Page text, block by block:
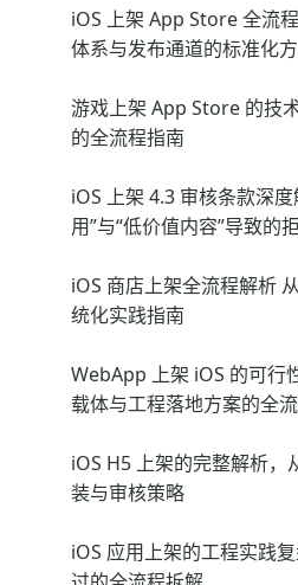
iOS 上架 App Store 全流
体系与发布通道的标准化
游戏上架 App Store 的技
的全流程指南
iOS 上架 4.3 审核条款深
用”与“低价值内容”导致的
iOS 商店上架全流程解析
统化实践指南
WebApp 上架 iOS 的可行
载体与工程落地方案的全
iOS H5 上架的完整解析，
装与审核策略
iOS 应用上架的工程实践